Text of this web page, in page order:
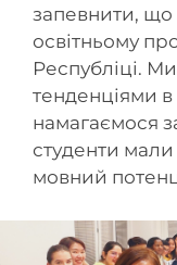
запевнити, що
освітньому
Республіці.
тенденціями в
намагаємося
студенти мали
мовний